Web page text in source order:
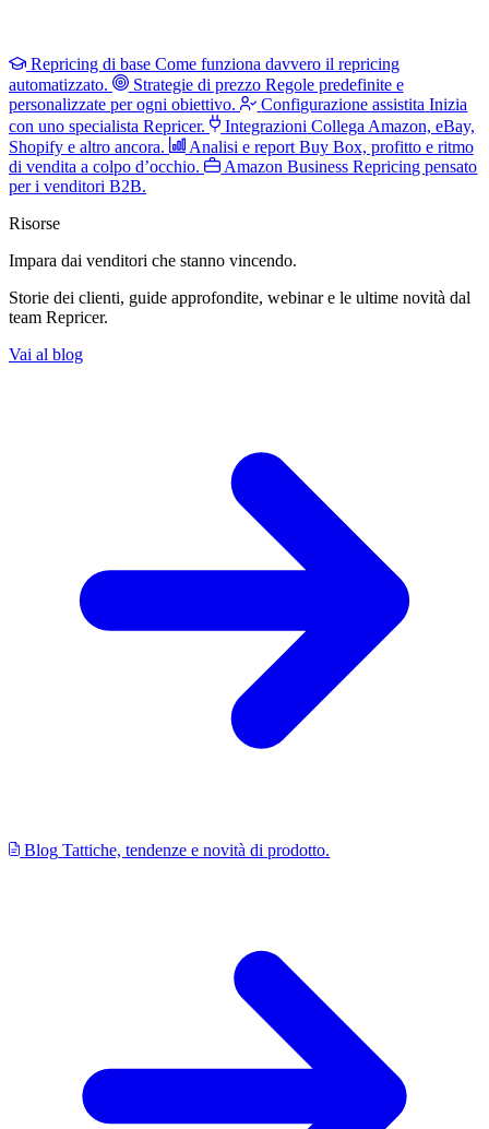
Repricing di base Come funziona davvero il repricing
automatizzato.
Strategie di prezzo Regole predefinite e
personalizzate per ogni obiettivo.
Configurazione assistita Inizia
con uno specialista Repricer.
Integrazioni Collega Amazon, eBay,
Shopify e altro ancora.
Analisi e report Buy Box, profitto e ritmo
di vendita a colpo d’occhio.
Amazon Business Repricing pensato
per i venditori B2B.
Risorse
Impara dai venditori che stanno vincendo.
Storie dei clienti, guide approfondite, webinar e le ultime novità dal
team Repricer.
Vai al blog
Blog Tattiche, tendenze e novità di prodotto.